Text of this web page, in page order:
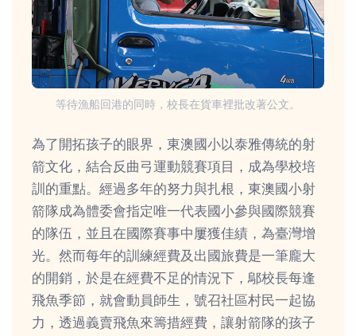
等待漁船回港的同時，校長在貨車裡批改著公文。
為了開拓孩子的眼界，東澳國小以泰雅傳統的射
箭文化，結合反曲弓運動競賽項目，成為學校培
訓的重點。經過多年的努力與扎根，東澳國小射
箭隊成為體委會指定唯一代表國小參與國際競賽
的隊伍，並且在國際賽事中屢獲佳績，為臺灣增
光。然而每年的訓練經費及出國旅費是一筆龐大
的開銷，於是在經費不足的情況下，鄔校長每逢
飛魚季節，就會動員師生，號召社區村民一起協
力，透過義賣飛魚來籌措經費，讓射箭隊的孩子